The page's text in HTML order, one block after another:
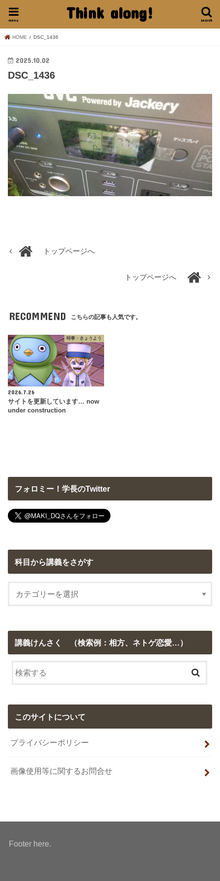
Think along! search
menu
HOME DSC_1436
2025.10.02
DSC_1436
トップページへ
トップページへ
RECOMMEND こちらの記事も人気です。
時事・きょうよう
2026.7.26
サイトを更新しています… now
under construction
フォロミー！学長のTwitter
科目から講義をさがす
講義けんさく （検索例：相方、ネトゲ恋愛…）
このサイトについて
プライバシーポリシー
画像使用等に関するお問合せ
Footer here.